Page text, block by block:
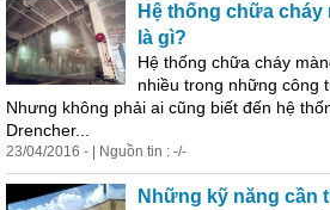
Hệ thống chữa
là gì?
Hệ thống chữa cháy
nhiều trong những công
Nhưng không phải ai cũng biết đến hệ
Drencher...
23/04/2016 - | Nguồn tin : -/-
Những kỹ năng cần